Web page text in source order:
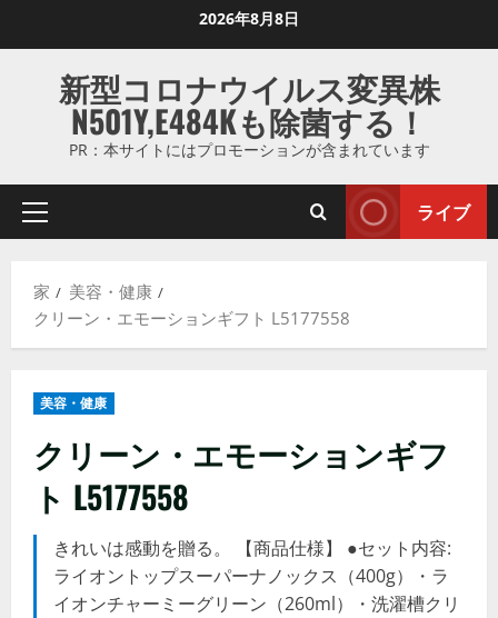
ス
ッ
す
2026年8月8日
新型コロナウイルス変異株
N501Y,E484Kも除菌する！
PR：本サイトにはプロモーションが含まれています
プ
マ
リ
ュ
ライブ
家
美容・健康
クリーン・エモーションギフト L5177558
美容・健康
クリーン・エモーションギフ
ト L5177558
きれいは感動を贈る。 【商品仕様】 ●セット内容:
ライオントップスーパーナノックス（400g）・ラ
イオンチャーミーグリーン（260ml）・洗濯槽クリ